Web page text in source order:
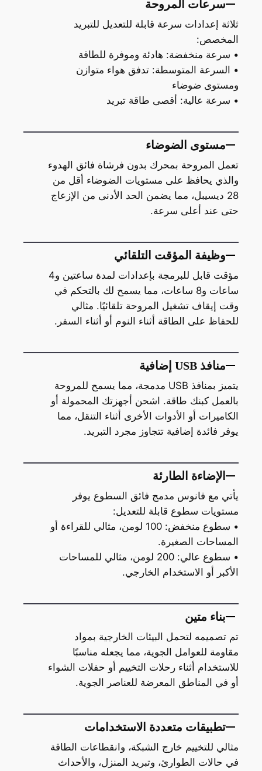
سرعات المروحة
ثلاثة إعدادات سرعة قابلة للتعديل للتبريد
المخصص:
• سرعة منخفضة: هادئة وموفرة للطاقة
• السرعة المتوسطة: تدفق هواء متوازن
ومستوى ضوضاء
• سرعة عالية: أقصى طاقة تبريد
مستوى الضوضاء
تعمل المروحة بمحرك بدون فرشاة فائق الهدوء
والذي يحافظ على مستويات الضوضاء أقل من
28 ديسيبل، مما يضمن الحد الأدنى من الإزعاج
حتى عند أعلى سرعة.
وظيفة المؤقت التلقائي
مؤقت قابل للبرمجة بإعدادات لمدة ساعتين و4
ساعات و8 ساعات، مما يسمح لك بالتحكم في
وقت إيقاف تشغيل المروحة تلقائيًا. مثالي
للحفاظ على الطاقة أثناء النوم أو أثناء السفر.
منافذ USB إضافية
يتميز بمنافذ USB مدمجة، مما يسمح للمروحة
بالعمل كبنك طاقة. اشحن أجهزتك المحمولة أو
الكاميرات أو الأدوات الأخرى أثناء التنقل، مما
يوفر فائدة إضافية تتجاوز مجرد التبريد.
الإضاءة الطارئة
يأتي مع فانوس مدمج فائق السطوع يوفر
مستويات سطوع قابلة للتعديل:
• سطوع منخفض: 100 لومن، مثالي للقراءة أو
المساحات الصغيرة.
• سطوع عالي: 200 لومن، مثالي للمساحات
الأكبر أو الاستخدام الخارجي.
بناء متين
تم تصميمه لتحمل البيئات الخارجية بمواد
مقاومة للعوامل الجوية، مما يجعله مناسبًا
للاستخدام أثناء رحلات التخييم أو حفلات الشواء
أو في المناطق المعرضة للعناصر الجوية.
تطبيقات متعددة الاستخدامات
مثالي للتخييم خارج الشبكة، وانقطاعات الطاقة
في حالات الطوارئ، وتبريد المنزل، والأحداث